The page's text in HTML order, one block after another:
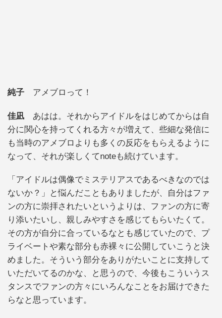
純子 アメブロって！
佳凪 あはは。それからアイドルをはじめてからは自
分に関心を持ってくれる方々が増えて、些細な発信に
も当時のアメブロよりも多くの反応をもらえるように
なって、それが楽しくてnoteも続けています。
「アイドルは偶像でミステリアスであるべきなのでは
ないか？」と悩んだこともありましたが、自分はファ
ンの方に崇拝されたいというよりは、ファンの方に寄
り添いたいし、親しみやすさを感じてもらいたくて。
その方が自分に合っているなとも感じていたので、プ
ライベートや素な部分も赤裸々に公開していこうと決
めました。そういう部分をありがたいことに支持して
いただいてるのかな、と思うので、今後もこういうス
タンスでファンの方々にいろんなことをお届けできた
らなと思っています。